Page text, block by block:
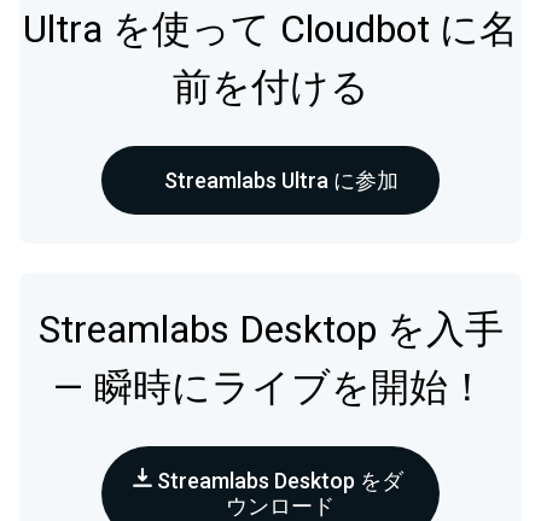
Ultra を使って Cloudbot に名
前を付ける
Streamlabs Ultra に参加
Streamlabs Desktop を入手
— 瞬時にライブを開始！
Streamlabs Desktop をダ
ウンロード